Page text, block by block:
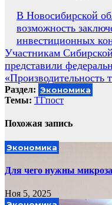
Навигация
по
записям
В Новосибирской
возможность
инвестиционных
Участникам
представили
«Производительность
Раздел: Экономика
Темы: ТГпост
Похожая запись
Экономика
Для чего нужны
Ноя 5, 2025